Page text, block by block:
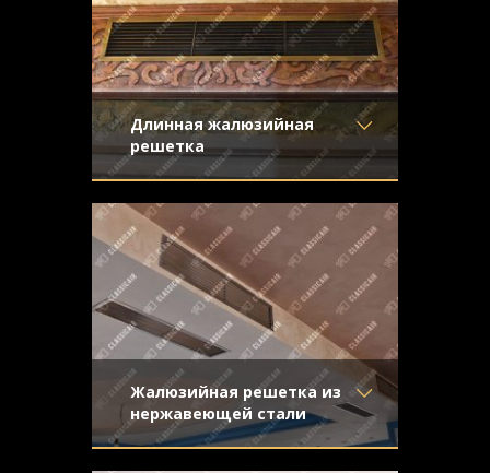
Конструкция- Жалюзи
Длинная жалюзийная
решетка
Материал- Латунь
Отделка- Старение с
эффектом затёртости
Узор
-
Конструкция- Жалюзи
из латуни со средним старением и
эффектом затертости
Жалюзийная решетка из
нержавеющей стали
Материал- Нержавеющая
сталь